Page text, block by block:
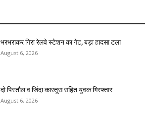
भरभराकर गिरा रेलवे स्टेशन का गेट, बड़ा हादसा टला
August 6, 2026
दो पिस्तौल व जिंदा कारतूस सहित युवक गिरफ्तार
August 6, 2026